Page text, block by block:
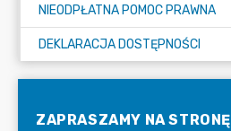
NIEODPŁATNA POMOC PRAWNA
DEKLARACJA DOSTĘPNOŚCI
ZAPRASZAMY NA STRONĘ